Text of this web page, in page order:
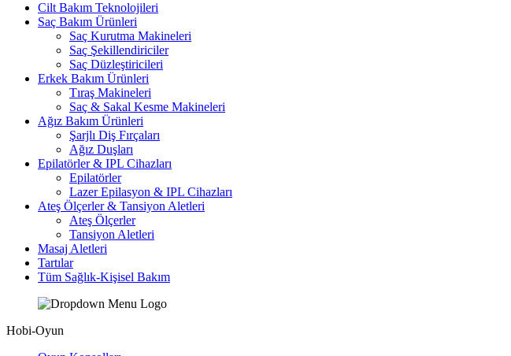
Cilt Bakım Teknolojileri
Saç Bakım Ürünleri
Saç Kurutma Makineleri
Saç Şekillendiriciler
Saç Düzleştiricileri
Erkek Bakım Ürünleri
Tıraş Makineleri
Saç & Sakal Kesme Makineleri
Ağız Bakım Ürünleri
Şarjlı Diş Fırçaları
Ağız Duşları
Epilatörler & IPL Cihazları
Epilatörler
Lazer Epilasyon & IPL Cihazları
Ateş Ölçerler & Tansiyon Aletleri
Ateş Ölçerler
Tansiyon Aletleri
Masaj Aletleri
Tartılar
Tüm Sağlık-Kişisel Bakım
Hobi-Oyun